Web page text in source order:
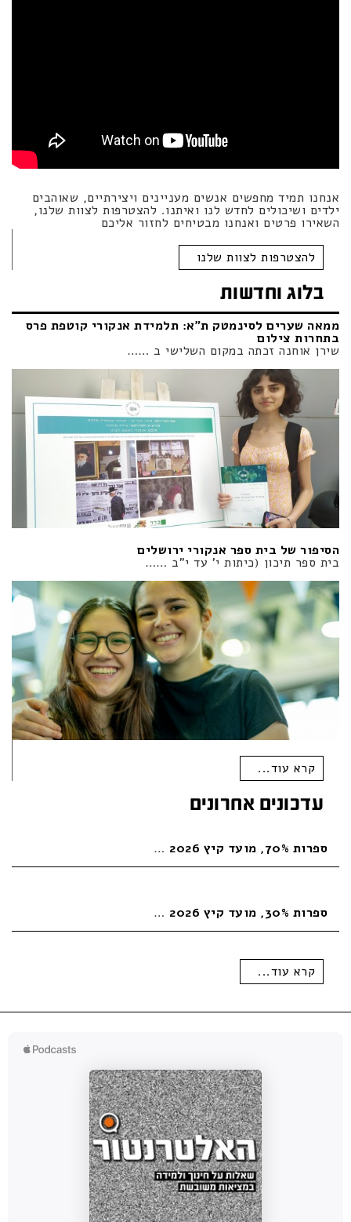
אנחנו תמיד מחפשים אנשים מעניינים ויצירתיים, שאוהבים
ילדים ושיכולים לחדש לנו ואיתנו. להצטרפות לצוות שלנו,
השאירו פרטים ואנחנו מבטיחים לחזור אליכם
להצטרפות לצוות שלנו
בלוג וחדשות
ממאה שערים לסינמטק ת"א: תלמידת אנקורי קוטפת פרס
בתחרות צילום
שירן אוחנה זכתה במקום השלישי ב ……
הסיפור של בית ספר אנקורי ירושלים
בית ספר תיכון (כיתות י' עד י"ב ……
קרא עוד...
עדכונים אחרונים
ספרות 70%, מועד קיץ 2026 …
ספרות 30%, מועד קיץ 2026 …
קרא עוד...